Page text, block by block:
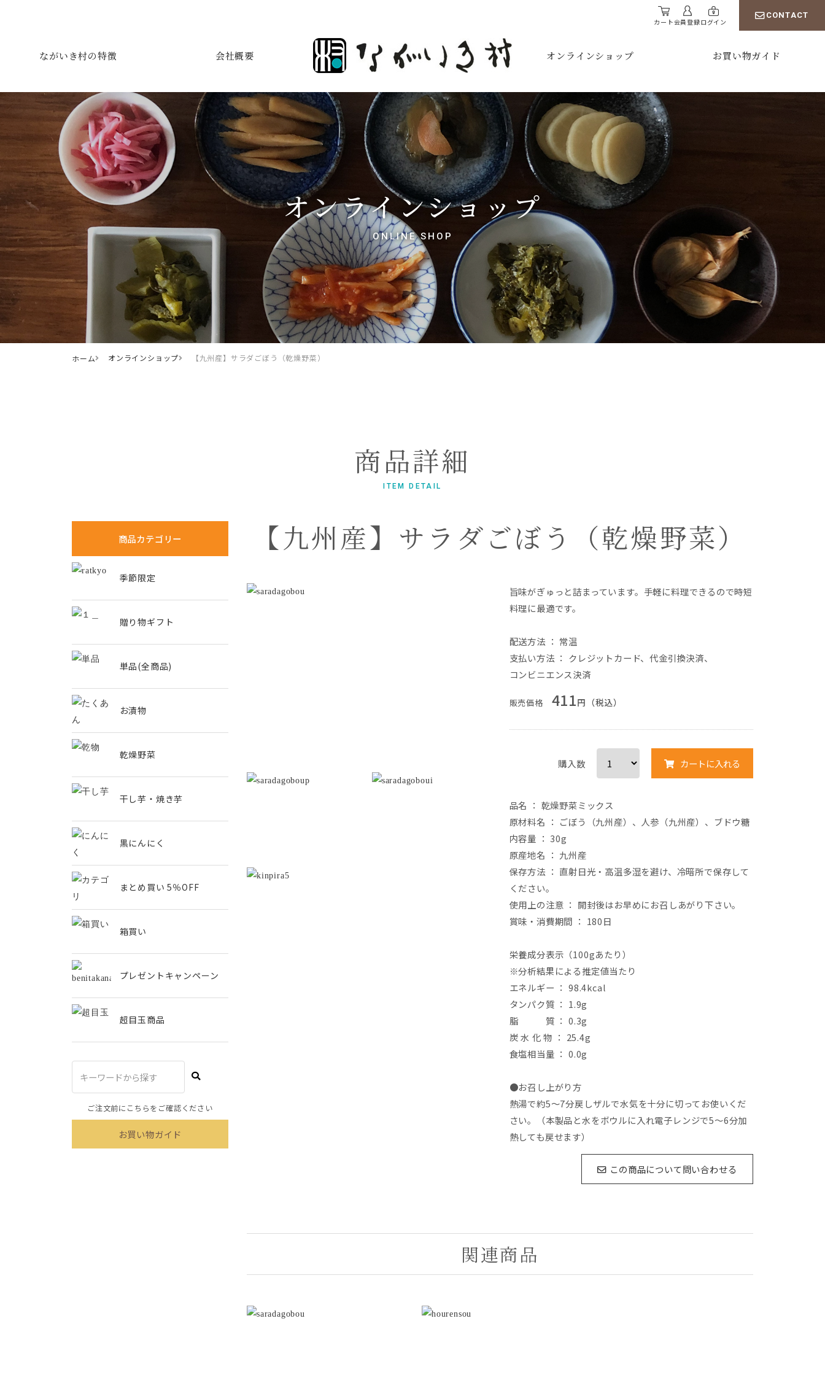
カート会員登録ログイン
CONTACT
ながいき村の特徴 会社概要 オンラインショップ お買い物ガイド
オンラインショップ
ONLINE SHOP
ホーム オンラインショップ 【九州産】サラダごぼう（乾燥野菜）
商品詳細
ITEM DETAIL
商品カテゴリー
季節限定
贈り物ギフト
単品(全商品)
お漬物
乾燥野菜
干し芋・焼き芋
黒にんにく
まとめ買い 5％OFF
箱買い
プレゼントキャンペーン
超目玉商品
ご注文前にこちらをご確認ください
お買い物ガイド
【九州産】サラダごぼう（乾燥野菜）
旨味がぎゅっと詰まっています。手軽に料理できるので時短
料理に最適です。
配送方法 ： 常温
支払い方法 ： クレジットカード、代金引換決済、
コンビニエンス決済
販売価格 411円（税込）
購入数 カートに入れる
品名 ： 乾燥野菜ミックス
原材料名 ： ごぼう（九州産）、人参（九州産）、ブドウ糖
内容量 ： 30g
原産地名 ： 九州産
保存方法 ： 直射日光・高温多湿を避け、冷暗所で保存して
ください。
使用上の注意 ： 開封後はお早めにお召しあがり下さい。
賞味・消費期間 ： 180日
栄養成分表示（100gあたり）
※分析結果による推定値当たり
エネルギー ： 98.4kcal
タンパク質 ： 1.9g
脂 質 ： 0.3g
炭 水 化 物 ： 25.4g
食塩相当量 ： 0.0g
●お召し上がり方
熱湯で約5～7分戻しザルで水気を十分に切ってお使いくだ
さい。（本製品と水をボウルに入れ電子レンジで5～6分加
熱しても戻せます）
この商品について問い合わせる
関連商品